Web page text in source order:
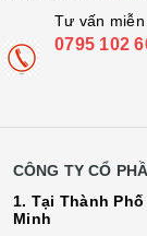
Tư vấn
0795 102
CÔNG TY CỔ
1. Tại Thành
Minh